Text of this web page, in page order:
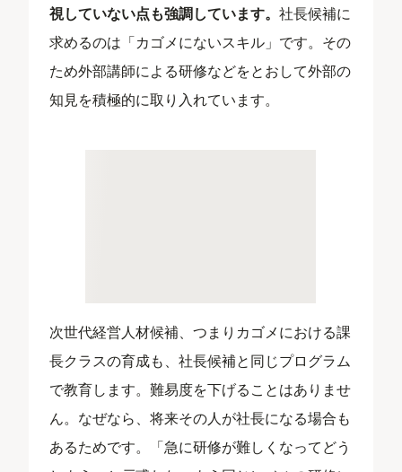
視していない点も強調しています。社長候補に
求めるのは「カゴメにないスキル」です。その
ため外部講師による研修などをとおして外部の
知見を積極的に取り入れています。
次世代経営人材候補、つまりカゴメにおける課
長クラスの育成も、社長候補と同じプログラム
で教育します。難易度を下げることはありませ
ん。なぜなら、将来その人が社長になる場合も
あるためです。「急に研修が難しくなってどう